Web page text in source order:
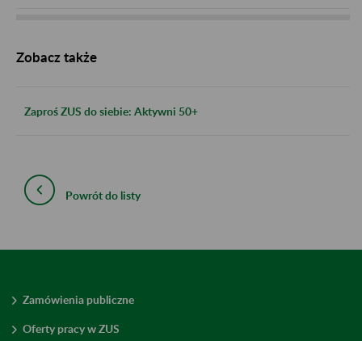
Zobacz także
Zaproś ZUS do siebie: Aktywni 50+
Powrót do listy
Zamówienia publiczne
Oferty pracy w ZUS